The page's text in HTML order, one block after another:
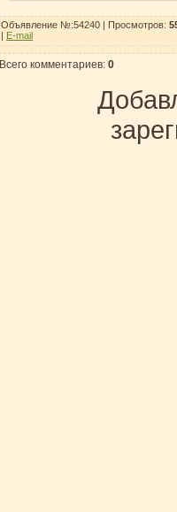
Объявление №:54240 | Просмотров:
| E-mail
Всего комментариев: 0